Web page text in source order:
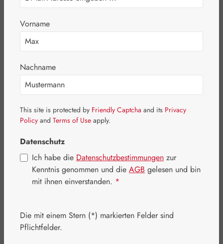
Bildergalerie überspringen
Vorname
Nachname
This site is protected by Friendly Captcha and its Privacy
Policy and Terms of Use apply.
Datenschutz
Ich habe die Datenschutzbestimmungen zur
Kenntnis genommen und die AGB gelesen und bin
mit ihnen einverstanden. *
Die mit einem Stern (*) markierten Felder sind
Pflichtfelder.